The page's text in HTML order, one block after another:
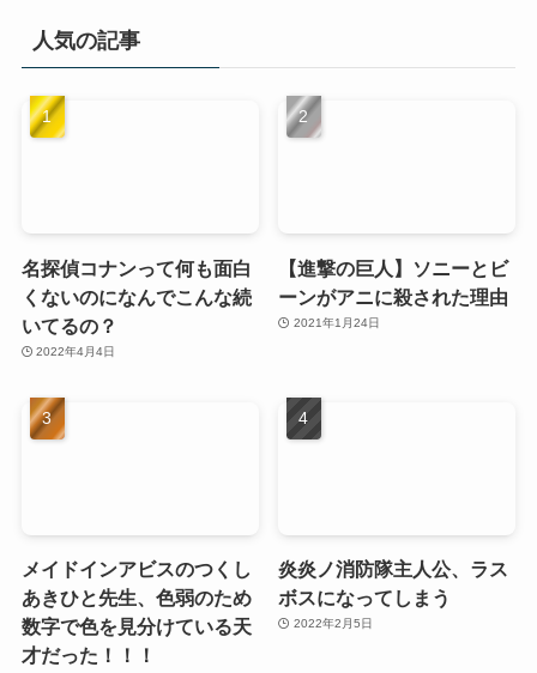
人気の記事
名探偵コナンって何も面白
くないのになんでこんな続
いてるの？
2022年4月4日
【進撃の巨人】ソニーとビ
ーンがアニに殺された理由
2021年1月24日
メイドインアビスのつくし
あきひと先生、色弱のため
数字で色を見分けている天
才だった！！！
炎炎ノ消防隊主人公、ラス
ボスになってしまう
2022年2月5日